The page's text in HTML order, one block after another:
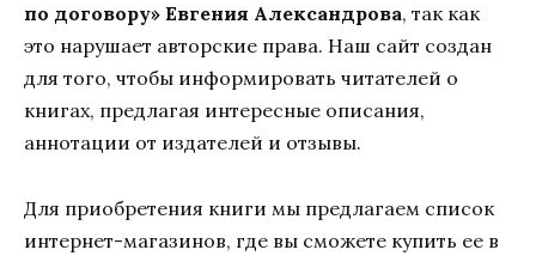
по договору» Евгения Александрова, так как
это нарушает авторские права. Наш сайт создан
для того, чтобы информировать читателей о
книгах, предлагая интересные описания,
аннотации от издателей и отзывы.
Для приобретения книги мы предлагаем список
интернет-магазинов, где вы сможете купить ее в